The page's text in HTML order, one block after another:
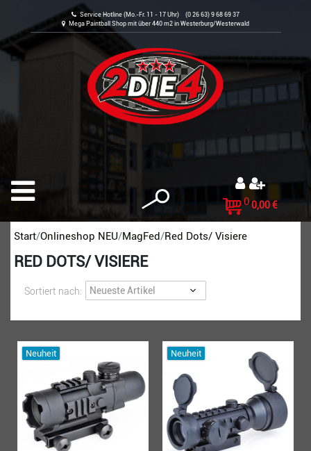
Service Hotline (Mo.-Fr. 11 - 17 Uhr) (0 26 63) 9 68 69 37
Mega Paintball Shop mit über 440 m2 in Westerburg/Westerwald
0 0,00 €
Start Onlineshop NEU MagFed Red Dots/ Visiere
RED DOTS/ VISIERE
Sortiert nach:
Neuheit Neuheit